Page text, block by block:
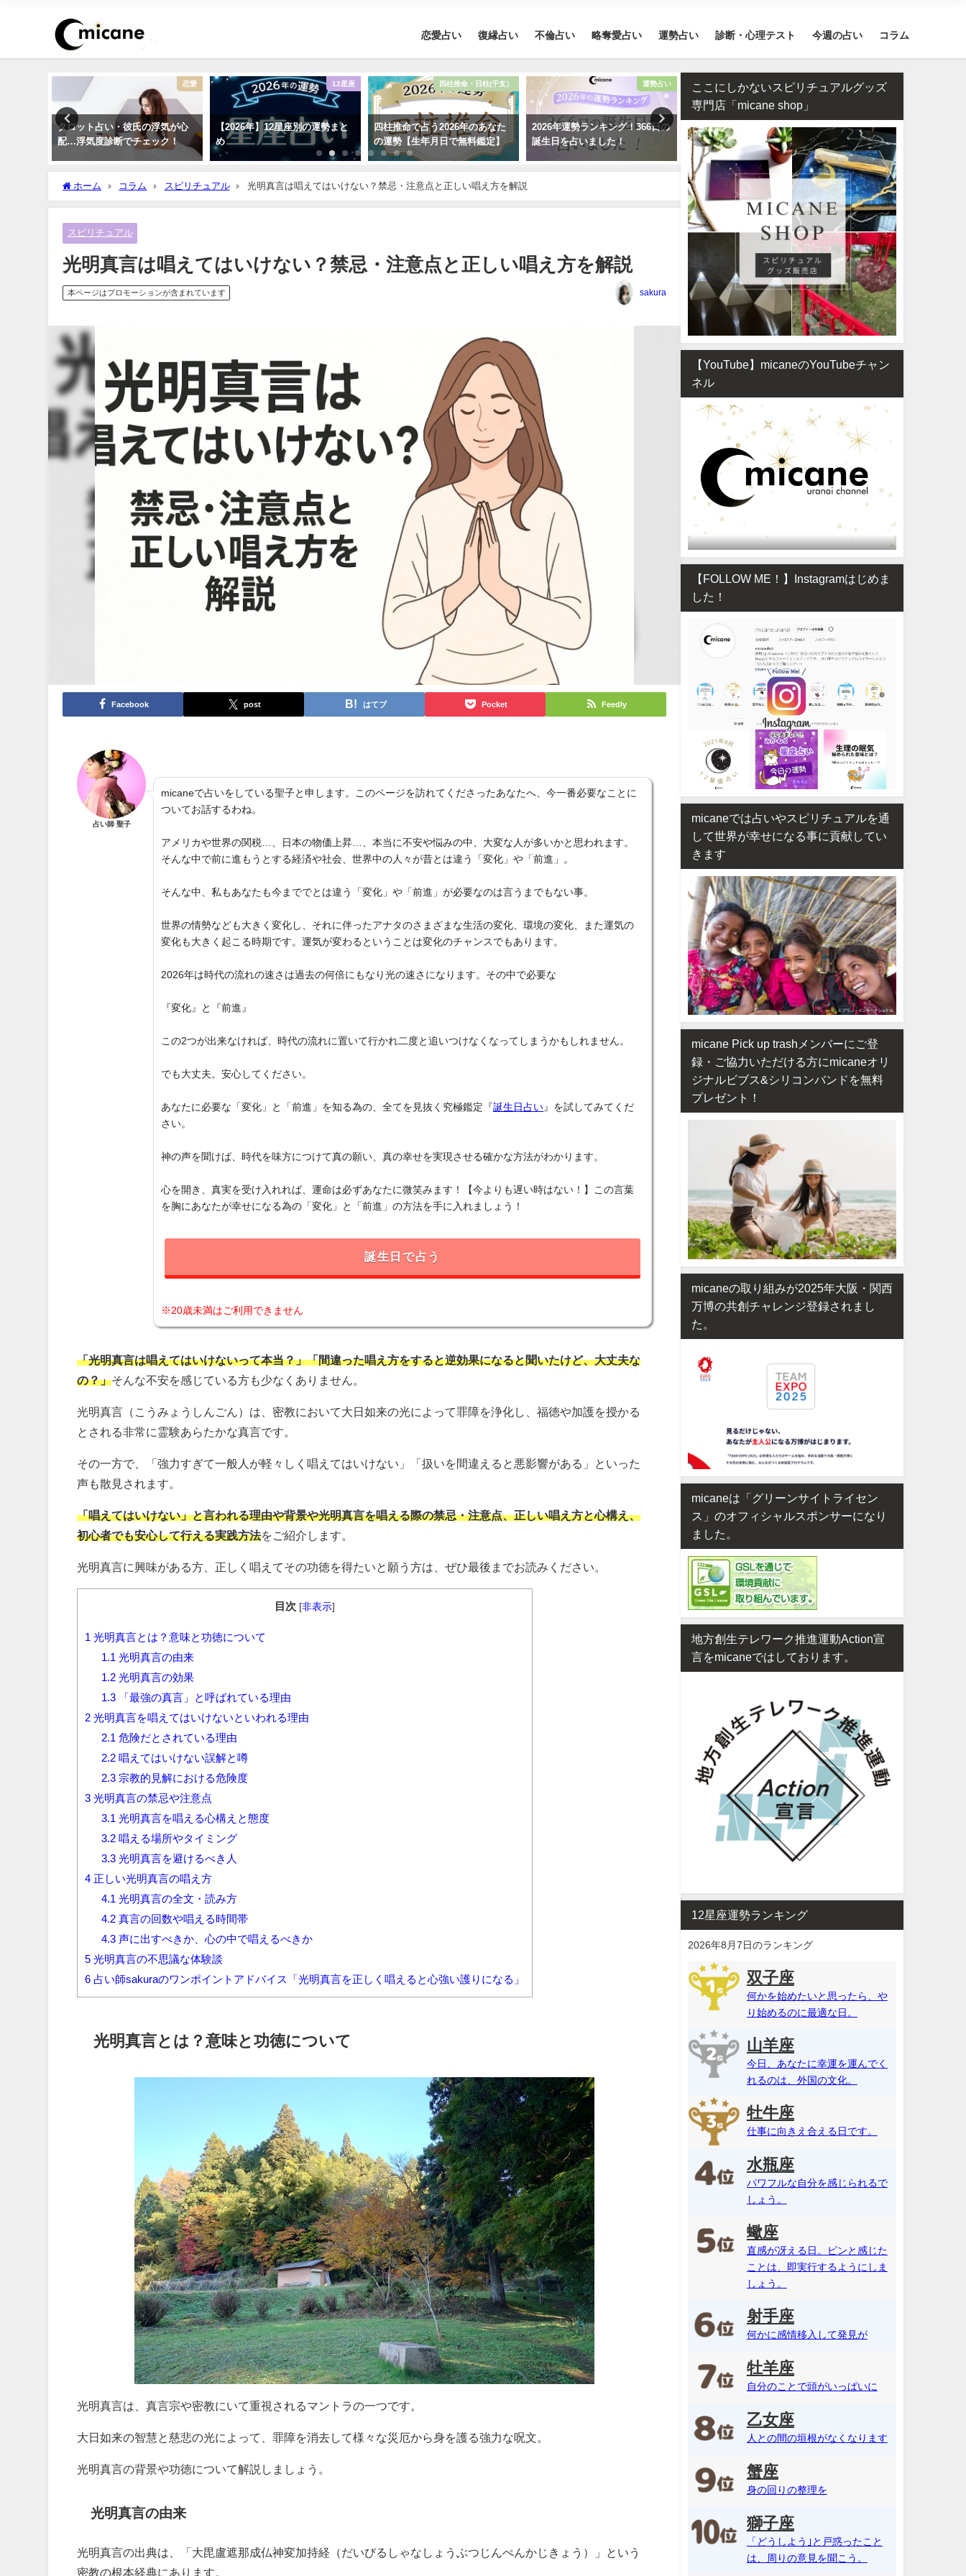
恋愛占い 復縁占い 不倫占い 略奪愛占い 運勢占い 診断・心理テスト 今週の占い コラム
恋愛
タロット占い・彼氏の浮気が心
配…浮気度診断でチェック！
12星座
【2026年】12星座別の運勢まと
め
四柱推命・日柱(干支）
四柱推命で占う2026年のあなた
の運勢【生年月日で無料鑑定】
運勢占い
2026年運勢ランキング！366日の
誕生日を占いました！
スピリチュアル
2026年のラッキーパワーストー
ンはカーネリアン！恋愛・仕事
運が急上昇する理由
何もかもうまくいく強力開
ち受け2026年版【幸運待ち
最強無料】
ホーム コラム スピリチュアル 光明真言は唱えてはいけない？禁忌・注意点と正しい唱え方を解説
スピリチュアル
光明真言は唱えてはいけない？禁忌・注意点と正しい唱え方を解説
本ページはプロモーションが含まれています sakura
Facebook post はてブ Pocket Feedly
占い師 聖子
micaneで占いをしている聖子と申します。このページを訪れてくださったあなたへ、今一番必要なことに
ついてお話するわね。
アメリカや世界の関税…、日本の物価上昇…、本当に不安や悩みの中、大変な人が多いかと思われます。
そんな中で前に進もうとする経済や社会、世界中の人々が昔とは違う「変化」や「前進」。
そんな中、私もあなたも今まででとは違う「変化」や「前進」が必要なのは言うまでもない事。
世界の情勢なども大きく変化し、それに伴ったアナタのさまざまな生活の変化、環境の変化、また運気の
変化も大きく起こる時期です。運気が変わるということは変化のチャンスでもあります。
2026年は時代の流れの速さは過去の何倍にもなり光の速さになります。その中で必要な
『変化』と『前進』
この2つが出来なければ、時代の流れに置いて行かれ二度と追いつけなくなってしまうかもしれません。
でも大丈夫。安心してください。
あなたに必要な「変化」と「前進」を知る為の、全てを見抜く究極鑑定『誕生日占い 』を試してみてくだ
さい。
神の声を聞けば、時代を味方につけて真の願い、真の幸せを実現させる確かな方法がわかります。
心を開き、真実を受け入れれば、運命は必ずあなたに微笑みます！【今よりも遅い時はない！】この言葉
を胸にあなたが幸せになる為の「変化」と「前進」の方法を手に入れましょう！
誕生日で占う
※20歳未満はご利用できません
「光明真言は唱えてはいけないって本当？」「間違った唱え方をすると逆効果になると聞いたけど、大丈夫な
の？」そんな不安を感じている方も少なくありません。
光明真言（こうみょうしんごん）は、密教において大日如来の光によって罪障を浄化し、福徳や加護を授かる
とされる非常に霊験あらたかな真言です。
その一方で、「強力すぎて一般人が軽々しく唱えてはいけない」「扱いを間違えると悪影響がある」といった
声も散見されます。
「唱えてはいけない」と言われる理由や背景や光明真言を唱える際の禁忌・注意点、正しい唱え方と心構え、
初心者でも安心して行える実践方法をご紹介します。
光明真言に興味がある方、正しく唱えてその功徳を得たいと願う方は、ぜひ最後までお読みください。
目次 [非表示]
1 光明真言とは？意味と功徳について
1.1 光明真言の由来
1.2 光明真言の効果
1.3 「最強の真言」と呼ばれている理由
2 光明真言を唱えてはいけないといわれる理由
2.1 危険だとされている理由
2.2 唱えてはいけない誤解と噂
2.3 宗教的見解における危険度
3 光明真言の禁忌や注意点
3.1 光明真言を唱える心構えと態度
3.2 唱える場所やタイミング
3.3 光明真言を避けるべき人
4 正しい光明真言の唱え方
4.1 光明真言の全文・読み方
4.2 真言の回数や唱える時間帯
4.3 声に出すべきか、心の中で唱えるべきか
5 光明真言の不思議な体験談
6 占い師sakuraのワンポイントアドバイス「光明真言を正しく唱えると心強い護りになる」
光明真言とは？意味と功徳について
光明真言は、真言宗や密教にいて重視されるマントラの一つです。
大日如来の智慧と慈悲の光によって、罪障を消去して様々な災厄から身を護る強力な呪文。
光明真言の背景や功徳について解説しましょう。
光明真言の由来
光明真言の出典は、「大毘盧遮那成仏神変加持経（だいびるしゃなしょうぶつじんぺんかじきょう）」という
密教の根本経典にあります。
ここにしかないスピリチュアルグッズ
専門店「micane shop」
【YouTube】micaneのYouTubeチャン
ネル
【FOLLOW ME！】Instagramはじめま
した！
micaneでは占いやスピリチュアルを通
して世界が幸せになる事に貢献してい
きます
micane Pick up trashメンバーにご登
録・ご協力いただける方にmicaneオリ
ジナルビブス&シリコンバンドを無料
プレゼント！
micaneの取り組みが2025年大阪・関西
万博の共創チャレンジ登録されまし
た。
micaneは「グリーンサイトライセン
ス」のオフィシャルスポンサーになり
ました。
地方創生テレワーク推進運動Action宣
言をmicaneではしております。
12星座運勢ランキング
2026年8月7日のランキング
双子座
何かを始めたいと思ったら、や
り始めるのに最適な日。
山羊座
今日、あなたに幸運を運んでく
れるのは、外国の文化。
牡牛座
仕事に向きえ合える日です。
水瓶座
パワフルな自分を感じられるで
しょう。
蠍座
直感が冴える日。ピンと感じた
ことは、即実行するようにしま
しょう。
射手座
何かに感情移入して発見が
牡羊座
自分のことで頭がいっぱいに
乙女座
人との間の垣根がなくなります
蟹座
身の回りの整理を
獅子座
「どうしよう｣と戸惑ったこと
は、周りの意見を聞こう。